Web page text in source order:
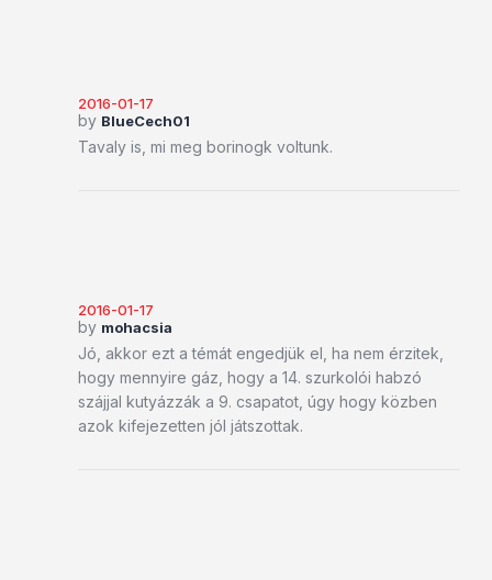
2016-01-17
by BlueCech01
Tavaly is, mi meg borinogk voltunk.
2016-01-17
by mohacsia
Jó, akkor ezt a témát engedjük el, ha nem érzitek,
hogy mennyire gáz, hogy a 14. szurkolói habzó
szájjal kutyázzák a 9. csapatot, úgy hogy közben
azok kifejezetten jól játszottak.